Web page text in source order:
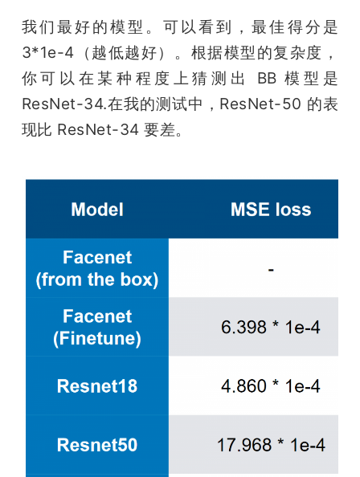
我们最好的模型。可以看到，最佳得分是
3*1e-4（越低越好）。根据模型的复杂度，
你可以在某种程度上猜测出 BB 模型是
ResNet-34.在我的测试中，ResNet-50 的表
现比 ResNet-34 要差。